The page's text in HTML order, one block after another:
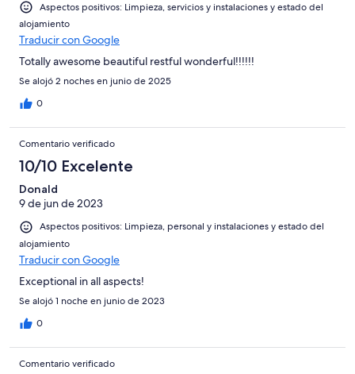
Aspectos positivos: Limpieza, servicios y instalaciones y estado del
alojamiento
Traducir con Google
Totally awesome beautiful restful wonderful!!!!!!
Se alojó 2 noches en junio de 2025
0
Comentario verificado
10/10 Excelente
Donald
9 de jun de 2023
Aspectos positivos: Limpieza, personal y instalaciones y estado del
alojamiento
Traducir con Google
Exceptional in all aspects!
Se alojó 1 noche en junio de 2023
0
Comentario verificado